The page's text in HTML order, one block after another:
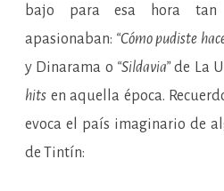
bajo para esa hora tan
apasionaban: “Cómo pudiste
y Dinarama o “Sildavia”de La
hits en aquella época.
evoca el país imaginario de
de Tintín: